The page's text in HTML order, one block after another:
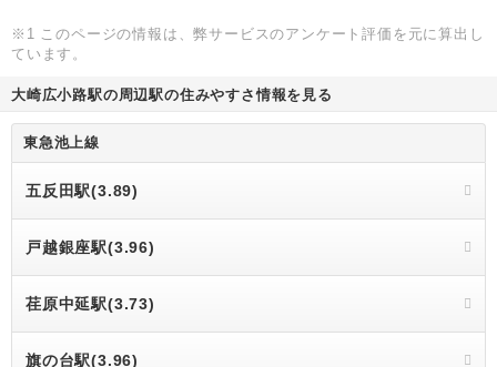
※1 このページの情報は、弊サービスのアンケート評価を元に算出し
ています。
大崎広小路駅の周辺駅の住みやすさ情報を見る
東急池上線
五反田駅(3.89)
戸越銀座駅(3.96)
荏原中延駅(3.73)
旗の台駅(3.96)